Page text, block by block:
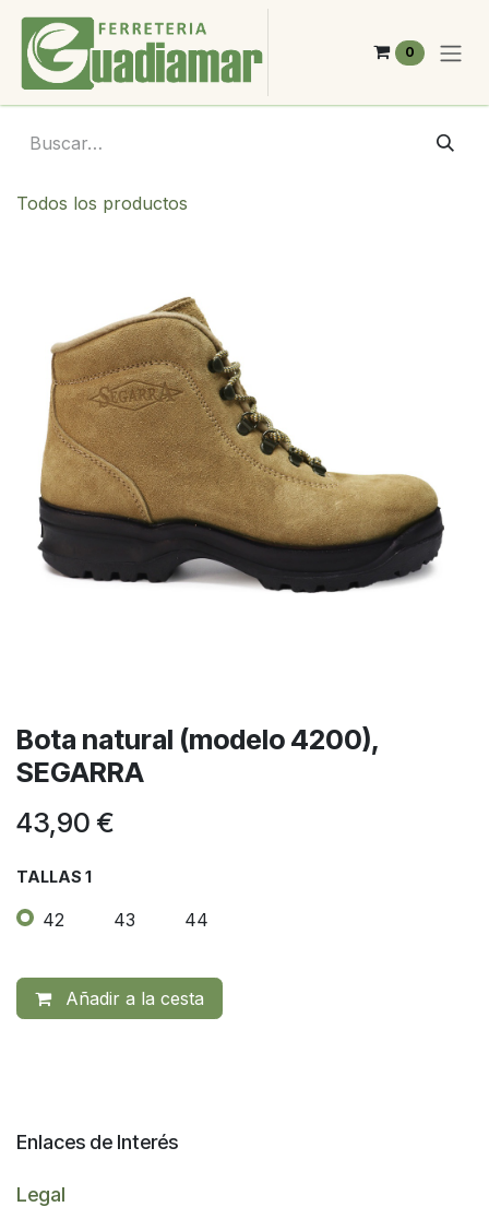
Ir al contenido
0
Todos los productos
Bota natural (modelo 4200),
SEGARRA
43,90 €
TALLAS 1
42 43 44
Añadir a la cesta
Enlaces de Interés
Legal